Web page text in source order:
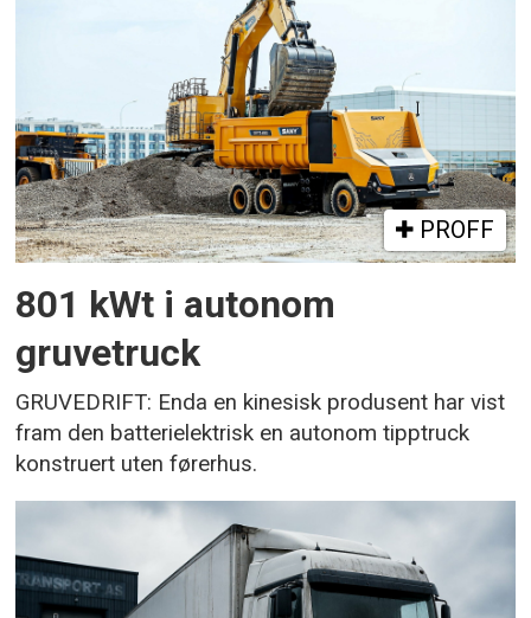
PROFF
801 kWt i autonom
gruvetruck
GRUVEDRIFT: Enda en kinesisk produsent har vist
fram den batterielektrisk en autonom tipptruck
konstruert uten førerhus.